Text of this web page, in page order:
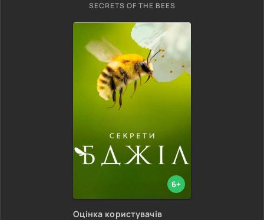
SECRETS OF THE BEES
6+
Оцінка користувачів